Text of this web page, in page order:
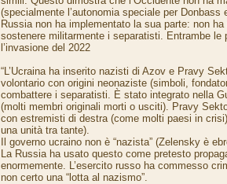
(specialmente l’autonomia speciale per
Russia non ha implementato la sua parte: non
sostenere militarmente i separatisti. Entrambe
l’invasione del 2022
“L’Ucraina ha inserito nazisti di Azov e Pravy
volontario con origini neonaziste (simboli,
combattere i separatisti. È stato integrato nella
(molti membri originali morti o usciti). Pravy
con estremisti di destra (come molti paesi in
una unità tra tante).
Il governo ucraino non è “nazista” (Zelensky è
La Russia ha usato questo come pretesto
enormemente. L’esercito russo ha commesso
non certo una “lotta al nazismo”.